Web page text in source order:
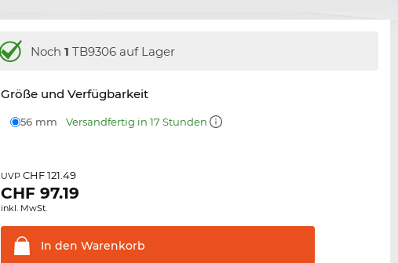
Noch1 TB9306 auf Lager
Größe und Verfügbarkeit
56 mm Versandfertig in 17 Stunden
UVPCHF 121.49
CHF97.19
inkl. MwSt.
In den Warenkorb